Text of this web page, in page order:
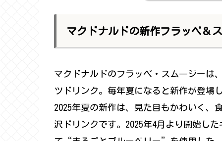
マクドナルドの新作フラッペ＆
マクドナルドのフラッペ・スム―ジーは
ツドリンク。毎年夏になると新作が登場
2025年夏の新作は、見た目もかわいく、
沢ドリンクです。2025年4月より開始し